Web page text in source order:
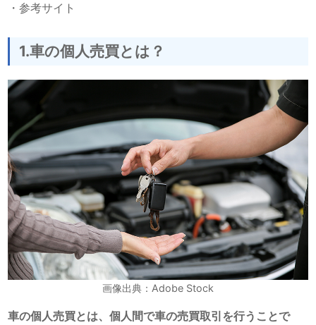
・参考サイト
1.車の個人売買とは？
画像出典：Adobe Stock
車の個人売買とは、個人間で車の売買取引を行うことで